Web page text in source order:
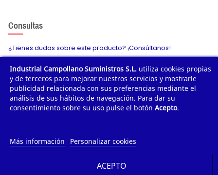
Consultas
¿Tienes dudas sobre este producto? ¡Consúltanos!
Envíanos tu consulta
¿QUIÉNES SOMOS?
Industrial Campollano Suministros S.L. utiliza cookies propias
y de terceros para mejorar nuestros servicios y mostrarle
publicidad relacionada con sus preferencias mediante el
análisis de sus hábitos de navegación. Para dar su
consentimiento sobre su uso pulse el botón Acepto.
Más información Personalizar cookies
ACEPTO